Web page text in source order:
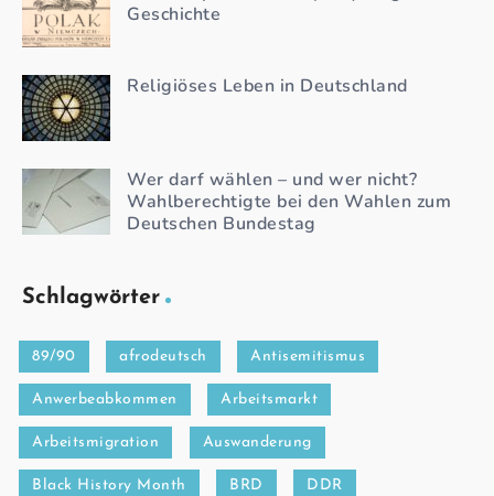
Geschichte
Religiöses Leben in Deutschland
Wer darf wählen – und wer nicht?
Wahlberechtigte bei den Wahlen zum
Deutschen Bundestag
Schlagwörter
89/90 afrodeutsch Antisemitismus
Anwerbeabkommen Arbeitsmarkt
Arbeitsmigration Auswanderung
Black History Month BRD DDR